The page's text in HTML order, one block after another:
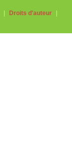
Droits d'auteur